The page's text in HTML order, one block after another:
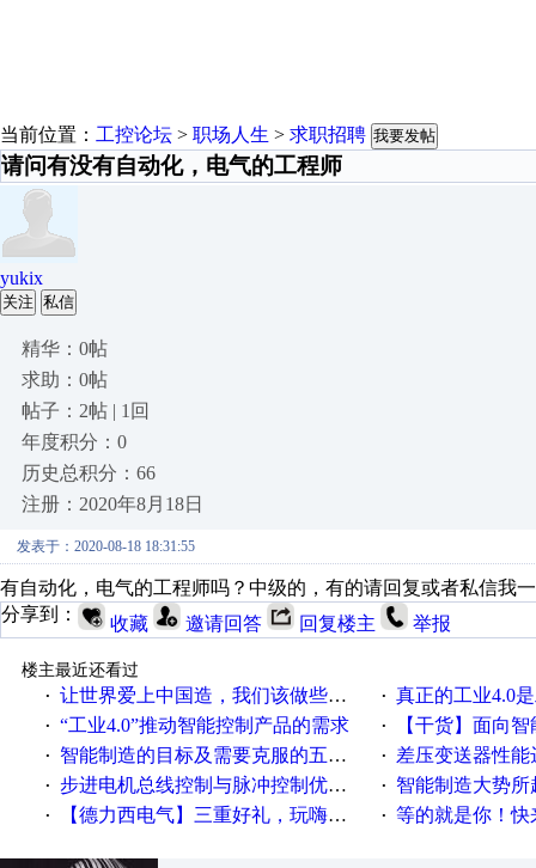
当前位置： 工控论坛 > 职场人生 > 求职招聘 我要发帖
请问有没有自动化，电气的工程师
yukix
关注 私信
精华：0帖
求助：0帖
帖子：2帖 | 1回
年度积分：0
历史总积分：66
注册：2020年8月18日
发表于：2020-08-18 18:31:55
有自动化，电气的工程师吗？中级的，有的请回复或者私信我
分享到：
收藏 邀请回答 回复楼主 举报
楼主最近还看过
· 让世界爱上中国造，我们该做些什么 · 真正的工业4.0
· “工业4.0”推动智能控制产品的需求 · 【干货】面向
· 智能制造的目标及需要克服的五个障碍 · 差压变送器性能达
· 步进电机总线控制与脉冲控制优缺点 · 智能制造大势所趋
· 【德力西电气】三重好礼，玩嗨夏日！ · 等的就是你！快来